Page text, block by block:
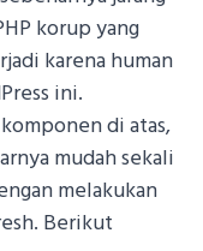
korup yang
karena human
ini.
di atas,
mudah sekali
melakukan
Berikut